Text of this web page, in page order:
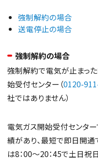
強制解約の場合
送電停止の場合
強制解約の場合
強制解約で電気が止まっ
始受付センター（0120-
社ではありません）
電気ガス開始受付センタ
績があり、最短で即日開通
は8：00～20：45で土日祝